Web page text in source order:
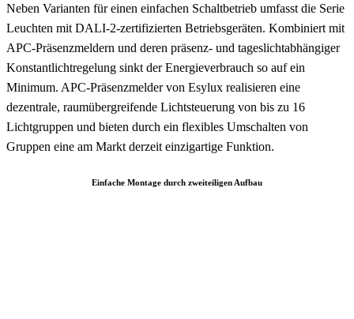
Neben Varianten für einen einfachen Schaltbetrieb umfasst die Serie
Leuchten mit DALI-2-zertifizierten Betriebsgeräten. Kombiniert mit
APC-Präsenzmeldern und deren präsenz- und tageslichtabhängiger
Konstantlichtregelung sinkt der Energieverbrauch so auf ein
Minimum. APC-Präsenzmelder von Esylux realisieren eine
dezentrale, raumübergreifende Lichtsteuerung von bis zu 16
Lichtgruppen und bieten durch ein flexibles Umschalten von
Gruppen eine am Markt derzeit einzigartige Funktion.
Einfache Montage durch zweiteiligen Aufbau